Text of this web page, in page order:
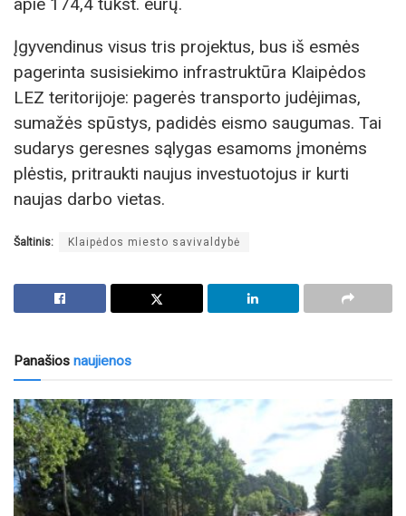
apie 174,4 tūkst. eurų.
Įgyvendinus visus tris projektus, bus iš esmės
pagerinta susisiekimo infrastruktūra Klaipėdos
LEZ teritorijoje: pagerės transporto judėjimas,
sumažės spūstys, padidės eismo saugumas. Tai
sudarys geresnes sąlygas esamoms įmonėms
plėstis, pritraukti naujus investuotojus ir kurti
naujas darbo vietas.
Šaltinis: Klaipėdos miesto savivaldybė
Panašios naujienos